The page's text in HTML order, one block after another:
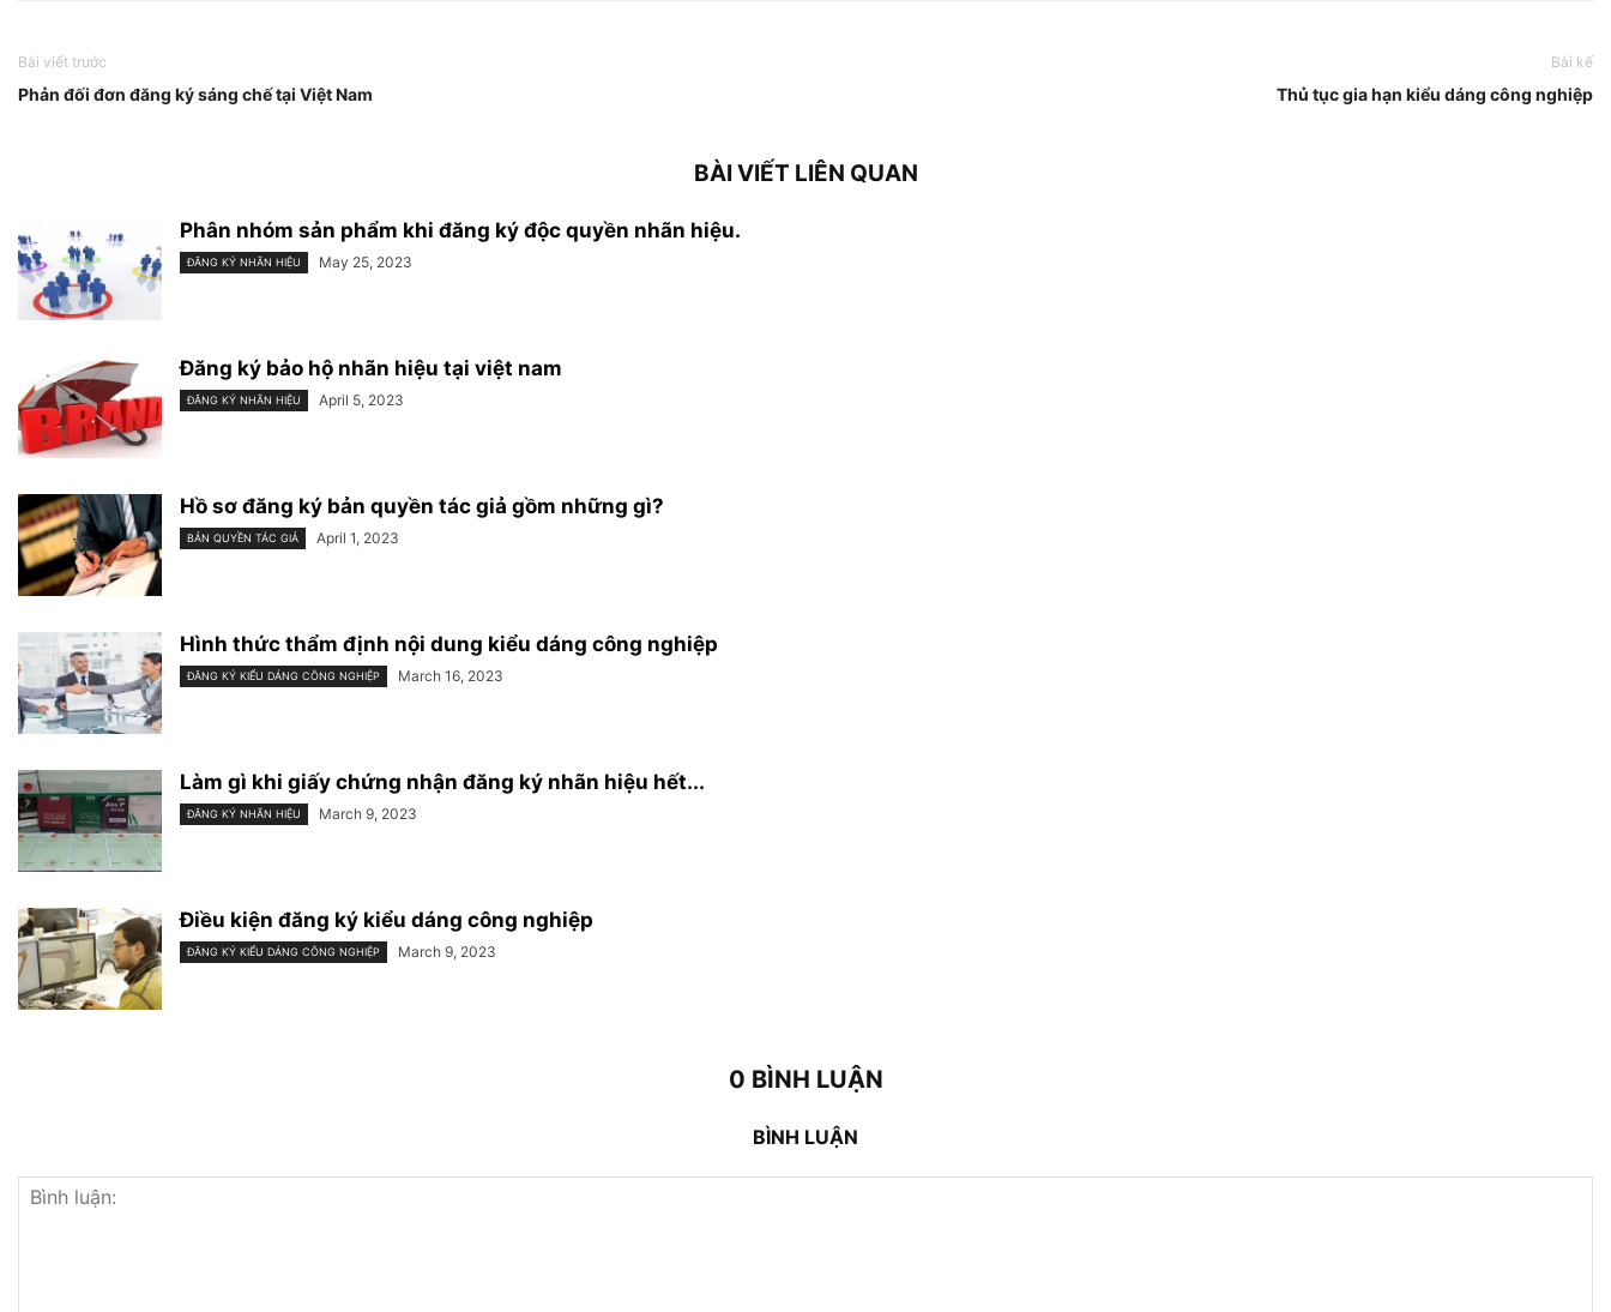
Bài viết trước
​Phản đối đơn đăng ký sáng chế tại Việt Nam
Bài kế
Thủ tục gia hạn kiểu dáng công nghiệp
BÀI VIẾT LIÊN QUAN
​Phân nhóm sản phẩm khi đăng ký độc quyền nhãn hiệu.
ĐĂNG KÝ NHÃN HIỆU May 25, 2023
Đăng ký bảo hộ nhãn hiệu tại việt nam
ĐĂNG KÝ NHÃN HIỆU April 5, 2023
Hồ sơ đăng ký bản quyền tác giả gồm những gì?
BẢN QUYỀN TÁC GIẢ April 1, 2023
Hình thức thẩm định nội dung kiểu dáng công nghiệp
ĐĂNG KÝ KIỂU DÁNG CÔNG NGHIỆP March 16, 2023
Làm gì khi giấy chứng nhận đăng ký nhãn hiệu hết...
ĐĂNG KÝ NHÃN HIỆU March 9, 2023
Điều kiện đăng ký kiểu dáng công nghiệp
ĐĂNG KÝ KIỂU DÁNG CÔNG NGHIỆP March 9, 2023
0 BÌNH LUẬN
BÌNH LUẬN